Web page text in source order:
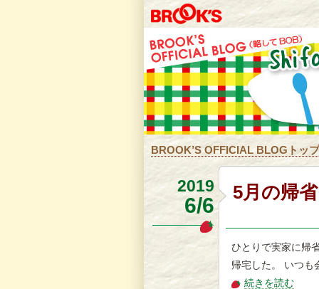
BROOK’S OFFICIAL BLOGトップ
2019
6/6
5月の帰省
ひとりで実家に帰
帰宅した。 いつも
続きを読む